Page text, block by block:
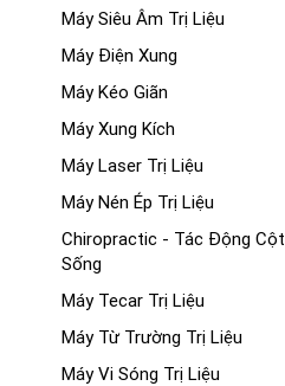
Máy Siêu Âm Trị Liệu
Máy Điện Xung
Máy Kéo Giãn
Máy Xung Kích
Máy Laser Trị Liệu
Máy Nén Ép Trị Liệu
Chiropractic - Tác Động Cột
Sống
Máy Tecar Trị Liệu
Máy Từ Trường Trị Liệu
Máy Vi Sóng Trị Liệu